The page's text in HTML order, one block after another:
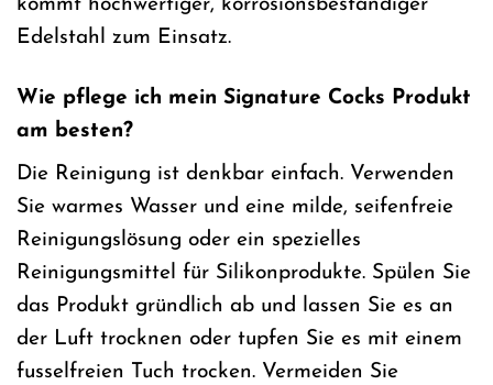
kommt hochwertiger, korrosionsbeständiger
Edelstahl zum Einsatz.
Wie pflege ich mein Signature Cocks Produkt
am besten?
Die Reinigung ist denkbar einfach. Verwenden
Sie warmes Wasser und eine milde, seifenfreie
Reinigungslösung oder ein spezielles
Reinigungsmittel für Silikonprodukte. Spülen Sie
das Produkt gründlich ab und lassen Sie es an
der Luft trocknen oder tupfen Sie es mit einem
fusselfreien Tuch trocken. Vermeiden Sie